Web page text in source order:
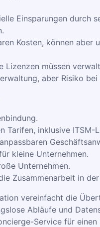
Einsparungen durch
Kosten, können aber
Lizenzen müssen
aber Risiko
Tarifen, inklusive ITSM-
kleine Unternehmen.
Unternehmen.
Zusammenarbeit in
vereinfacht die
Abläufe und
Service für